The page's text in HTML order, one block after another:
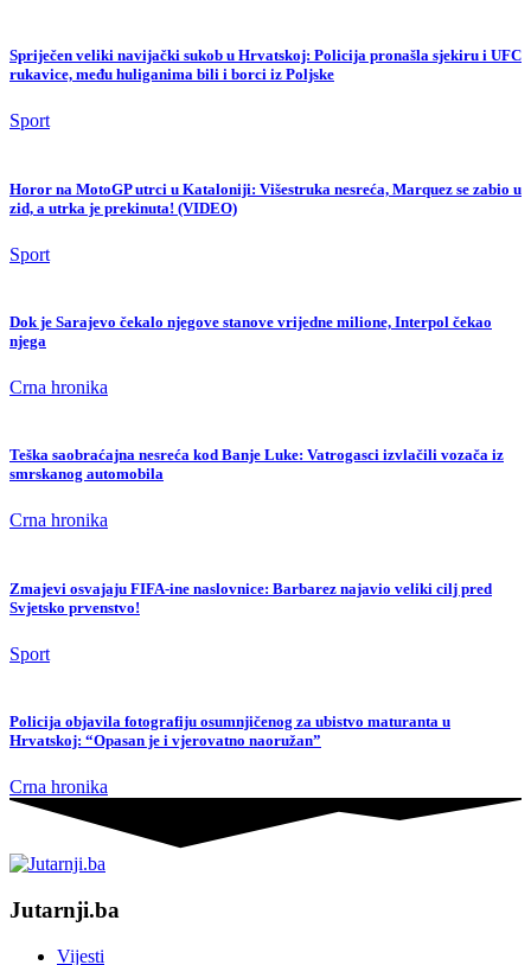
Spriječen veliki navijački sukob u Hrvatskoj: Policija pronašla sjekiru i UFC
rukavice, među huliganima bili i borci iz Poljske
Sport
Horor na MotoGP utrci u Kataloniji: Višestruka nesreća, Marquez se zabio u
zid, a utrka je prekinuta! (VIDEO)
Sport
Dok je Sarajevo čekalo njegove stanove vrijedne milione, Interpol čekao
njega
Crna hronika
Teška saobraćajna nesreća kod Banje Luke: Vatrogasci izvlačili vozača iz
smrskanog automobila
Crna hronika
Zmajevi osvajaju FIFA-ine naslovnice: Barbarez najavio veliki cilj pred
Svjetsko prvenstvo!
Sport
Policija objavila fotografiju osumnjičenog za ubistvo maturanta u
Hrvatskoj: “Opasan je i vjerovatno naoružan”
Crna hronika
Jutarnji.ba
Vijesti